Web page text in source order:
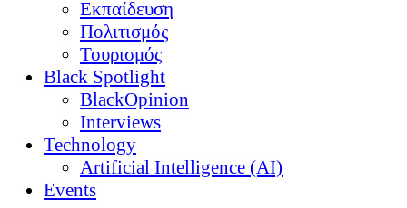
Εκπαίδευση
Πολιτισμός
Τουρισμός
Black Spotlight
BlackOpinion
Interviews
Technology
Artificial Intelligence (AI)
Events